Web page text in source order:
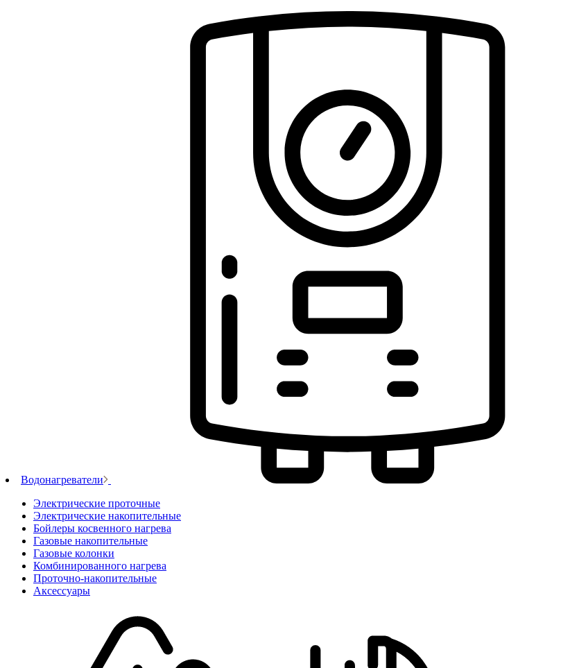
Водонагреватели
Электрические проточные
Электрические накопительные
Бойлеры косвенного нагрева
Газовые накопительные
Газовые колонки
Комбинированного нагрева
Проточно-накопительные
Аксессуары